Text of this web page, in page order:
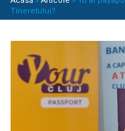
Tineretului?